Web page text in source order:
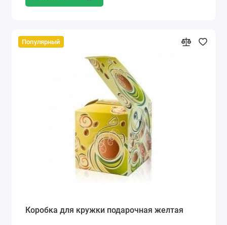
Популярный
Коробка для кружки подарочная желтая